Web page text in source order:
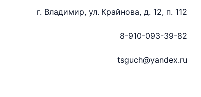
г. Владимир, ул. Крайнова, д. 12, п. 112
8-910-093-39-82
tsguch@yandex.ru